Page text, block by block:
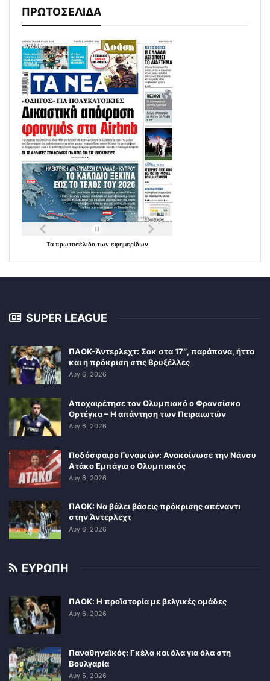
ΠΡΩΤΟΣΕΛΙΔΑ
Τα πρωτοσέλιδα των εφημερίδων
SUPER LEAGUE
ΠΑΟΚ-Άντερλεχτ: Σοκ στα 17″, παράπονα, ήττα
και η πρόκριση στις Βρυξέλλες
Αυγ 6, 2026
Αποχαιρέτησε τον Ολυμπιακό ο Φρανσίσκο
Ορτέγκα – Η απάντηση των Πειραιωτών
Αυγ 6, 2026
Ποδόσφαιρο Γυναικών: Ανακοίνωσε την Νάνσυ
Ατάκο Εμπάγια ο Ολυμπιακός
Αυγ 6, 2026
ΠΑΟΚ: Να βάλει βάσεις πρόκρισης απέναντι
στην Άντερλεχτ
Αυγ 6, 2026
ΕΥΡΩΠΗ
ΠΑΟΚ: Η προϊστορία με βελγικές ομάδες
Αυγ 6, 2026
Παναθηναϊκός: Γκέλα και όλα για όλα στη
Βουλγαρία
Αυγ 5, 2026